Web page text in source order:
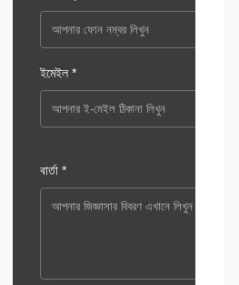
ইমেইল *
বার্তা *